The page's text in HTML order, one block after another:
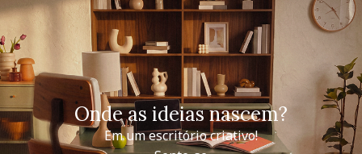
Onde as ideias nascem?
Em um escritório criativo!